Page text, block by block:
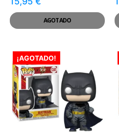
AGOTADO
¡AGOTADO!